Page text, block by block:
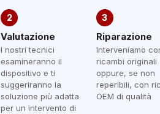
2
Valutazione
I nostri tecnici
esamineranno il
dispositivo e ti
suggeriranno la
soluzione più adatta
per un intervento di
3
Riparazione
Interveniamo
ricambi originali
oppure, se non
reperibili, con
OEM di qualità